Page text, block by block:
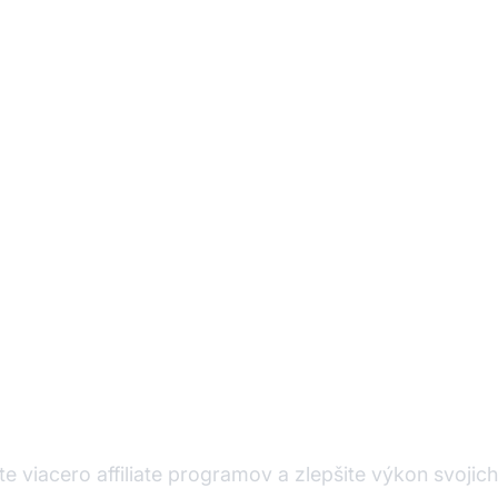
viacero affiliate programov a zlepšite výkon